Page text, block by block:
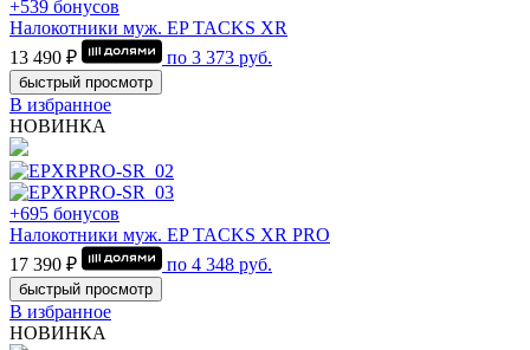
+539 бонусов
Налокотники муж. EP TACKS XR
13 490 ₽
по 3 373 руб.
быстрый просмотр
В избранное
НОВИНКА
+695 бонусов
Налокотники муж. EP TACKS XR PRO
17 390 ₽
по 4 348 руб.
быстрый просмотр
В избранное
НОВИНКА